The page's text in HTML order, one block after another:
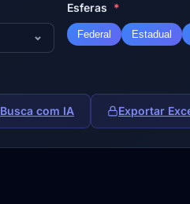
Esferas *
Federal Estadual
Busca com IA Exportar